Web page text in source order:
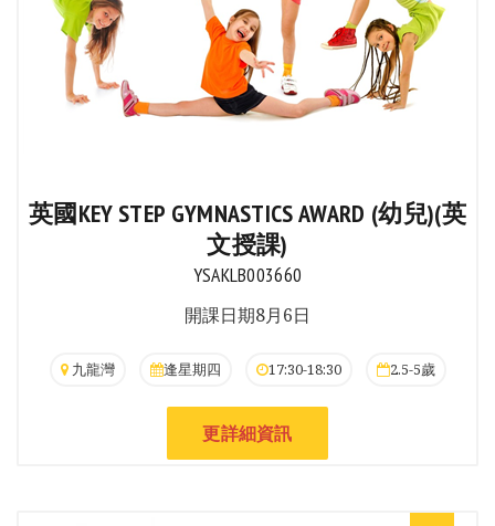
英國KEY STEP GYMNASTICS AWARD (幼兒)(英
文授課)
YSAKLB003660
開課日期8月6日
九龍灣 逢星期四 17:30-18:30 2.5-5歲
更詳細資訊